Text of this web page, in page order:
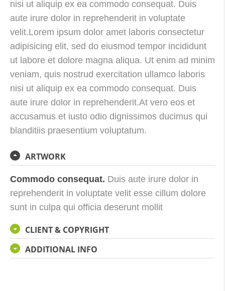
nisi ut aliquip ex ea commodo consequat. Duis
aute irure dolor in reprehenderit in voluptate
velit.Lorem ipsum dolor amet laboris consectetur
adipisicing elit, sed do eiusmod tempor incididunt
ut labore et dolore magna aliqua. Ut enim ad minim
veniam, quis nostrud exercitation ullamco laboris
nisi ut aliquip ex ea commodo consequat. Duis
aute irure dolor in reprehenderit.At vero eos et
accusamus et iusto odio dignissimos ducimus qui
blanditiis praesentium voluptatum.
ARTWORK
Commodo consequat. Duis aute irure dolor in
reprehenderit in voluptate velit esse cillum dolore
sunt in culpa qui officia deserunt mollit
CLIENT & COPYRIGHT
ADDITIONAL INFO